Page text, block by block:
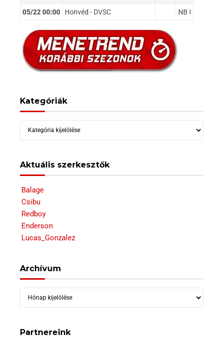
05/22 00:00 Honvéd - DVSC NB I
Kategóriák
Kategóriák
Aktuális szerkesztők
Balage
Csibu
Redboy
Enderson
Lucas_Gonzalez
Archívum
Archívum
Partnereink